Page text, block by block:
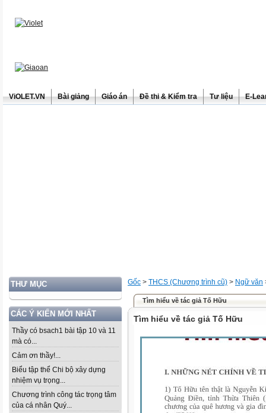
ViOLET.VN Bài giảng Giáo án Đề thi & Kiểm tra Tư liệu E-
THƯ MỤC
CÁC Ý KIẾN MỚI NHẤT
Thầy có bsach1 bài tập 10 và 11
mà có...
Cảm ơn thầy!...
Biểu tập thể Chi bộ xây dựng
nhiệm vụ trọng...
Chương trình công tác trọng tâm
của cá nhân Quý...
Gốc > THCS (Chương trình cũ) > Ngữ văn
Tìm hiểu về tác giả Tố Hữu
Tìm hiểu về tác giả Tố Hữu